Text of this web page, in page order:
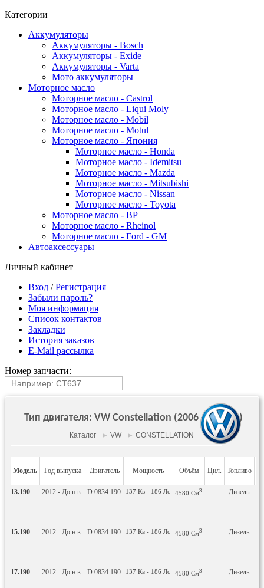
Категории
Аккумуляторы
Аккумуляторы - Bosch
Аккумуляторы - Exide
Аккумуляторы - Varta
Мото аккумуляторы
Моторное масло
Моторное масло - Castrol
Моторное масло - Liqui Moly
Моторное масло - Mobil
Моторное масло - Motul
Моторное масло - Япония
Моторное масло - Honda
Моторное масло - Idemitsu
Моторное масло - Mazda
Моторное масло - Mitsubishi
Моторное масло - Nissan
Моторное масло - Toyota
Моторное масло - BP
Моторное масло - Rheinol
Моторное масло - Ford - GM
Автоаксессуары
Личный кабинет
Вход /Регистрация
Забыли пароль?
Моя информация
Список контактов
Закладки
История заказов
E-Mail рассылка
Номер запчасти:
Тип двигателя: VW Constellation (2006 - До н.в.)
Каталог► VW► CONSTELLATION
Модель Год выпуска Двигатель Мощность Объём Цил. Топливо
13.190 2012 - До н.в. D 0834 190 137 Кв - 186 Лс 4580 См3 Дизель
15.190 2012 - До н.в. D 0834 190 137 Кв - 186 Лс 4580 См3 Дизель
17.190 2012 - До н.в. D 0834 190 137 Кв - 186 Лс 4580 См3 Дизель